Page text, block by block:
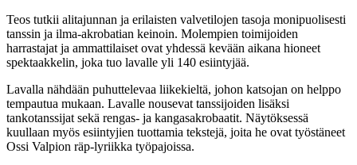
Teos tutkii alitajunnan ja erilaisten valvetilojen tasoja monipuolisesti
tanssin ja ilma-akrobatian keinoin. Molempien toimijoiden
harrastajat ja ammattilaiset ovat yhdessä kevään aikana hioneet
spektaakkelin, joka tuo lavalle yli 140 esiintyjää.
Lavalla nähdään puhuttelevaa liikekieltä, johon katsojan on helppo
tempautua mukaan. Lavalle nousevat tanssijoiden lisäksi
tankotanssijat sekä rengas- ja kangasakrobaatit. Näytöksessä
kuullaan myös esiintyjien tuottamia tekstejä, joita he ovat työstäneet
Ossi Valpion räp-lyriikka työpajoissa.